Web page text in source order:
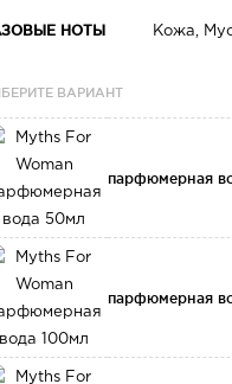
НОТЫ Кожа,
ВАРИАНТ
парфюмерная
парфюмерная